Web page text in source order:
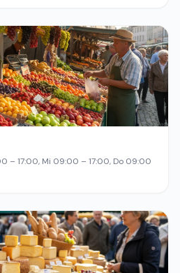
– 17:00, Mi 09:00 – 17:00, Do 09:00